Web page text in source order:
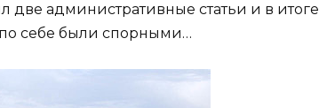
две административные статьи и в итоге
себе были спорными…